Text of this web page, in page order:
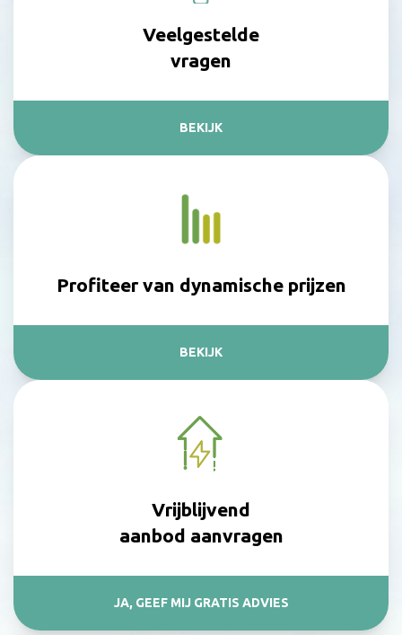
Veelgestelde
vragen
BEKIJK
Profiteer van dynamische prijzen
BEKIJK
Vrijblijvend
aanbod aanvragen
JA, GEEF MIJ GRATIS ADVIES